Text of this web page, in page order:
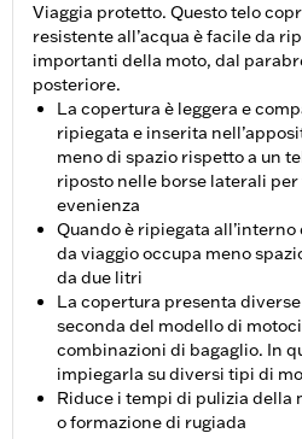
Viaggia protetto. Questo telo
resistente all’acqua è facile da
importanti della moto, dal
posteriore.
La copertura è leggera e
ripiegata e inserita
meno di spazio rispetto a un
riposto nelle borse laterali
evenienza
Quando è ripiegata
da viaggio occupa meno
da due litri
La copertura presenta
seconda del modello di
combinazioni di bagaglio. In
impiegarla su diversi tipi di
Riduce i tempi di pulizia della
o formazione di rugiada